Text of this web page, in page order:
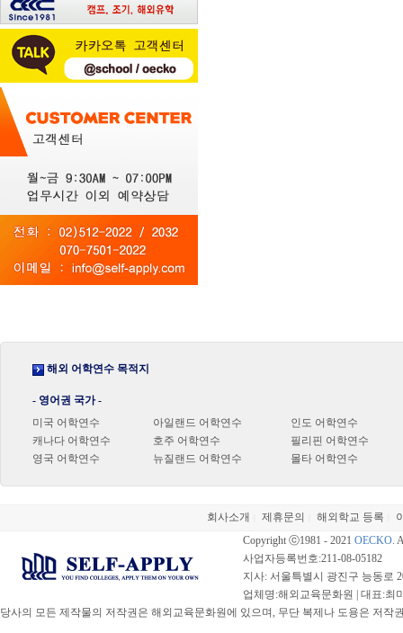
해외 어학연수 목적지
- 영어권 국가 -
미국 어학연수
캐나다 어학연수
영국 어학연수
아일랜드 어학연수
호주 어학연수
뉴질랜드 어학연수
인도 어학연수
필리핀 어학연수
몰타 어학연수
회사소개 제휴문의 해외학교 등록
Copyright ⓒ1981 - 2021 OECKO.
사업자등록번호:211-08-05182
지사: 서울특별시 광진구 능동로
업체명:해외교육문화원 | 대표:최
당사의 모든 제작물의 저작권은 해외교육문화원에 있으며, 무단 복제나 도용은 저